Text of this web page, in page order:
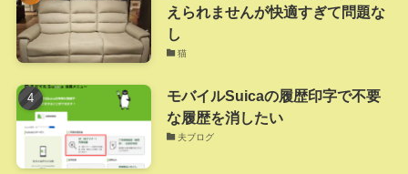
えられませんが快適すぎて問題な
し
猫
モバイルSuicaの履歴印字で不要
な履歴を消したい
夫ブログ